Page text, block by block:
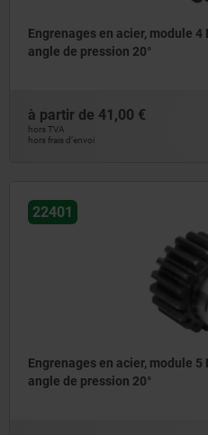
Engrenages en acier, module
angle de pression 20°
à partir de 41,00 €
hors TVA
hors frais d’envoi
22401
Engrenages en acier, module
angle de pression 20°